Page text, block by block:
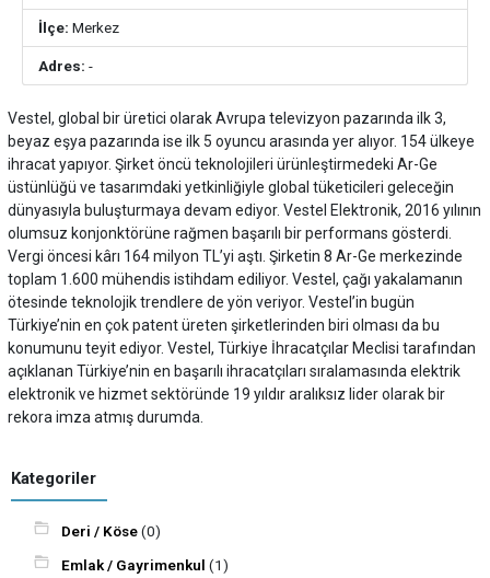
İlçe: Merkez
Adres: -
Vestel, global bir üretici olarak Avrupa televizyon pazarında ilk 3,
beyaz eşya pazarında ise ilk 5 oyuncu arasında yer alıyor. 154 ülkeye
ihracat yapıyor. Şirket öncü teknolojileri ürünleştirmedeki Ar-Ge
üstünlüğü ve tasarımdaki yetkinliğiyle global tüketicileri geleceğin
dünyasıyla buluşturmaya devam ediyor. Vestel Elektronik, 2016 yılının
olumsuz konjonktörüne rağmen başarılı bir performans gösterdi.
Vergi öncesi kârı 164 milyon TL’yi aştı. Şirketin 8 Ar-Ge merkezinde
toplam 1.600 mühendis istihdam ediliyor. Vestel, çağı yakalamanın
ötesinde teknolojik trendlere de yön veriyor. Vestel’in bugün
Türkiye’nin en çok patent üreten şirketlerinden biri olması da bu
konumunu teyit ediyor. Vestel, Türkiye İhracatçılar Meclisi tarafından
açıklanan Türkiye’nin en başarılı ihracatçıları sıralamasında elektrik
elektronik ve hizmet sektöründe 19 yıldır aralıksız lider olarak bir
rekora imza atmış durumda.
Kategoriler
Deri / Köse(0)
Emlak / Gayrimenkul(1)